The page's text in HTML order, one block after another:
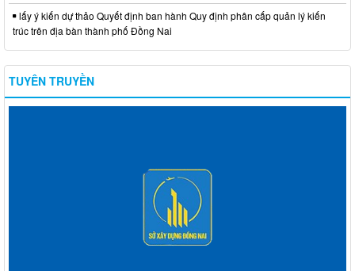
lấy ý kiến dự thảo Quyết định ban hành Quy định phân cấp quản lý kiến
trúc trên địa bàn thành phố Đồng Nai
TUYÊN TRUYỀN